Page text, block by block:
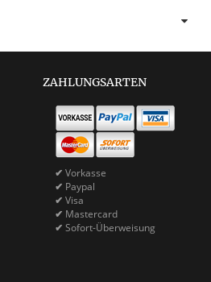
ZAHLUNGSARTEN
✔ Vorkasse
✔ Paypal
✔ Visa
✔ Mastercard
✔ Sofort-Überweisung